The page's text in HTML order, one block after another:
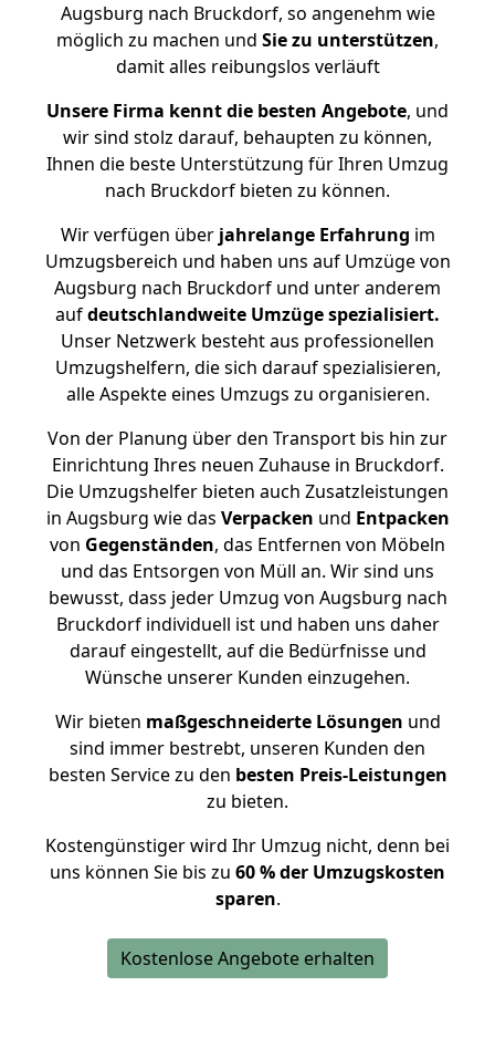
Augsburg nach Bruckdorf, so angenehm wie
möglich zu machen und Sie zu unterstützen,
damit alles reibungslos verläuft
Unsere Firma kennt die besten Angebote, und
wir sind stolz darauf, behaupten zu können,
Ihnen die beste Unterstützung für Ihren Umzug
nach Bruckdorf bieten zu können.
Wir verfügen überjahrelange Erfahrung im
Umzugsbereich und haben uns auf Umzüge von
Augsburg nach Bruckdorf und unter anderem
aufdeutschlandweite Umzüge spezialisiert.
Unser Netzwerk besteht aus professionellen
Umzugshelfern, die sich darauf spezialisieren,
alle Aspekte eines Umzugs zu organisieren.
Von der Planung über den Transport bis hin zur
Einrichtung Ihres neuen Zuhause in Bruckdorf.
Die Umzugshelfer bieten auch Zusatzleistungen
in Augsburg wie das Verpacken und Entpacken
von Gegenständen, das Entfernen von Möbeln
und das Entsorgen von Müll an. Wir sind uns
bewusst, dass jeder Umzug von Augsburg nach
Bruckdorf individuell ist und haben uns daher
darauf eingestellt, auf die Bedürfnisse und
Wünsche unserer Kunden einzugehen.
Wir bieten maßgeschneiderte Lösungen und
sind immer bestrebt, unseren Kunden den
besten Service zu den besten Preis-Leistungen
zu bieten.
Kostengünstiger wird Ihr Umzug nicht, denn bei
uns können Sie bis zu 60 % der Umzugskosten
sparen.
Kostenlose Angebote erhalten